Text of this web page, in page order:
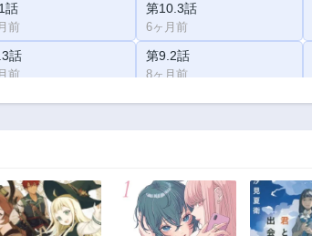
話
前
第10.3話
6ヶ月前
話
前
第9.2話
8ヶ月前
話 第8.2話
話 第5.1話
1年前